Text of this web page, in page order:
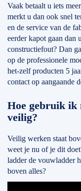
Vaak betaalt u iets
merkt u dan ook snel
en de service van de
eerder kapot gaan dan
constructiefout? Dan
op de professionele
het-zelf producten 5
contact op aangaande
Hoe gebruik
veilig?
Veilig werken staat
weet je nu of je dit
ladder de vouwladder
boven alles?